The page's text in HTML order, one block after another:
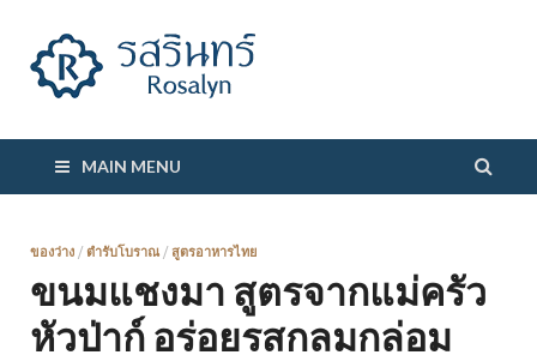
MAIN MENU
ของว่าง / ตำรับโบราณ/ สูตรอาหารไทย
ขนมแชงมา สูตรจากแม่ครัว
หัวป่าก์ อร่อยรสกลมกล่อม